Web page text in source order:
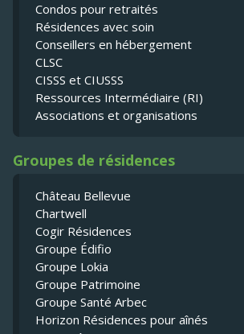
Condos pour retraités
Résidences avec soin
Conseillers en hébergement
CLSC
CISSS et CIUSSS
Ressources Intermédiaire (RI)
Associations et organisations
Groupes de résidences
Château Bellevue
Chartwell
Cogir Résidences
Groupe Édifio
Groupe Lokia
Groupe Patrimoine
Groupe Santé Arbec
Horizon Résidences pour aînés